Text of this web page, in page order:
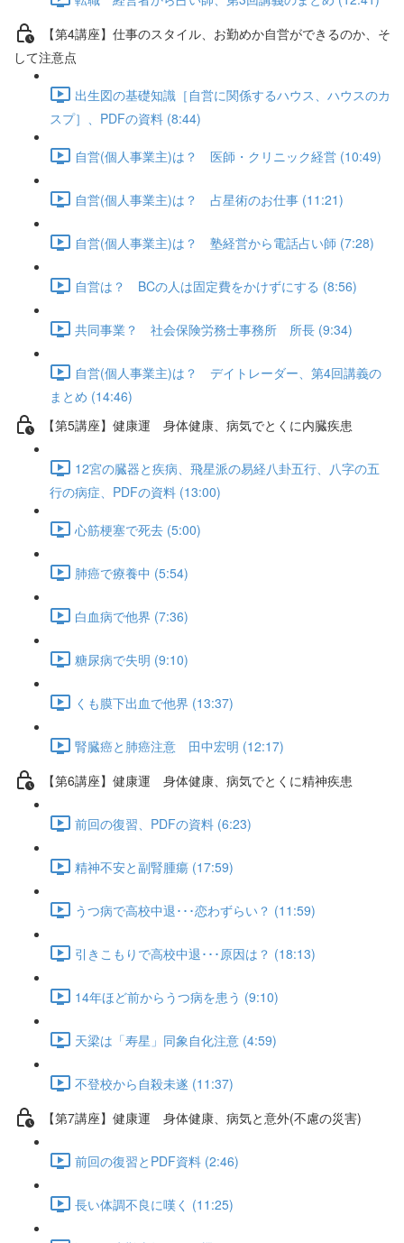
【第4講座】仕事のスタイル、お勤めか自営ができるのか、そ
して注意点
出生図の基礎知識［自営に関係するハウス、ハウスのカ
スプ］、PDFの資料 (8:44)
自営(個人事業主)は？ 医師・クリニック経営 (10:49)
自営(個人事業主)は？ 占星術のお仕事 (11:21)
自営(個人事業主)は？ 塾経営から電話占い師 (7:28)
自営は？ BCの人は固定費をかけずにする (8:56)
共同事業？ 社会保険労務士事務所 所長 (9:34)
自営(個人事業主)は？ デイトレーダー、第4回講義の
まとめ (14:46)
【第5講座】健康運 身体健康、病気でとくに内臓疾患
12宮の臓器と疾病、飛星派の易経八卦五行、八字の五
行の病症、PDFの資料 (13:00)
心筋梗塞で死去 (5:00)
肺癌で療養中 (5:54)
白血病で他界 (7:36)
糖尿病で失明 (9:10)
くも膜下出血で他界 (13:37)
腎臓癌と肺癌注意 田中宏明 (12:17)
【第6講座】健康運 身体健康、病気でとくに精神疾患
前回の復習、PDFの資料 (6:23)
精神不安と副腎腫瘍 (17:59)
うつ病で高校中退･･･恋わずらい？ (11:59)
引きこもりで高校中退･･･原因は？ (18:13)
14年ほど前からうつ病を患う (9:10)
天梁は「寿星」同象自化注意 (4:59)
不登校から自殺未遂 (11:37)
【第7講座】健康運 身体健康、病気と意外(不慮の災害)
前回の復習とPDF資料 (2:46)
長い体調不良に嘆く (11:25)